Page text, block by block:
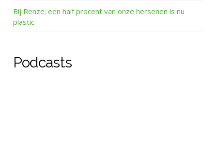
Bij Renze: een half procent van onze hersenen is nu
plastic
Podcasts